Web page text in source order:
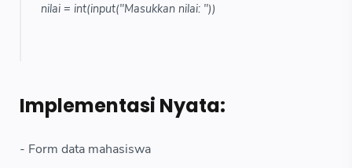
nilai = int(input("Masukkan nilai: "))
Implementasi Nyata:
- Form data mahasiswa